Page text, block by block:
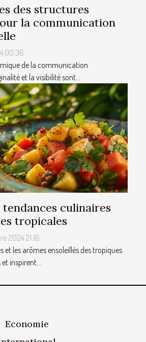
des structures
la communication
00:36
de la communication
et la visibilité sont...
tendances culinaires
tropicales
2024 21:16
et les arômes ensoleillés des tropiques
inspirent...
Economie